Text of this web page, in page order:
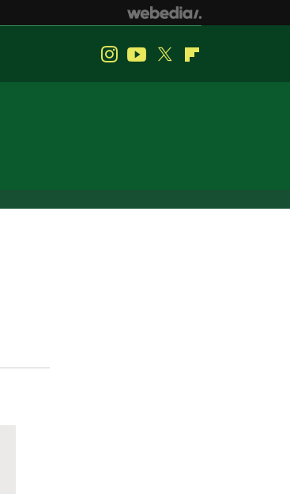
InstagramYoutube
Twitter